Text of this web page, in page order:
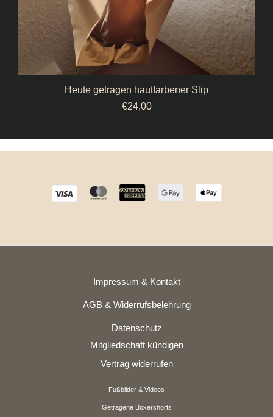
Heute getragen hautfarbener Slip
€24,00
Impressum & Kontakt
AGB & Widerrufsbelehrung
Datenschutz
Mitgliedschaft kündigen
Vertrag widerrufen
Fußbilder & Videos
Getragene Boxershorts